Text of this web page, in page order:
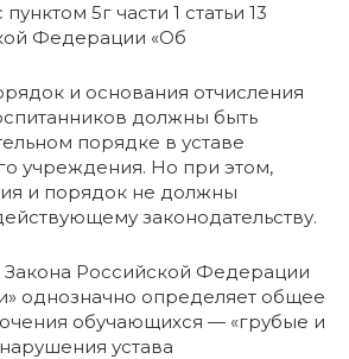
5г части 1 статьи 13
Федерации «Об
и основания отчисления
должны быть
порядке в уставе
учреждения. Но при этом,
и порядок не должны
законодательству.
Закона Российской Федерации
однозначно определяет общее
обучающихся — «грубые и
устава